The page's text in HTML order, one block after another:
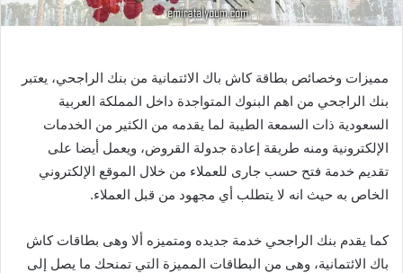
مميزات وخصائص بطاقة كاش باك الائتمانية من بنك الراجحي، يعتبر
بنك الراجحي من اهم البنوك المتواجدة داخل المملكة العربية
السعودية ذات السمعة الطيبة لما يقدمه من الكثير من الخدمات
الإلكترونية ومنه طريقة إعادة جدولة القروض، ويعمل أيضا على
تقديم خدمة فتح حسب جارى للعملاء من خلال الموقع الإلكتروني
الخاص به حيث انه لا يتطلب أي مجهود من قبل العملاء.
كما يقدم بنك الراجحي خدمة جديده ومتميزه ألا وهى بطاقات كاش
باك الائتمانية، وهى من البطاقات المميزة التي تمنحك ما يصل إلى